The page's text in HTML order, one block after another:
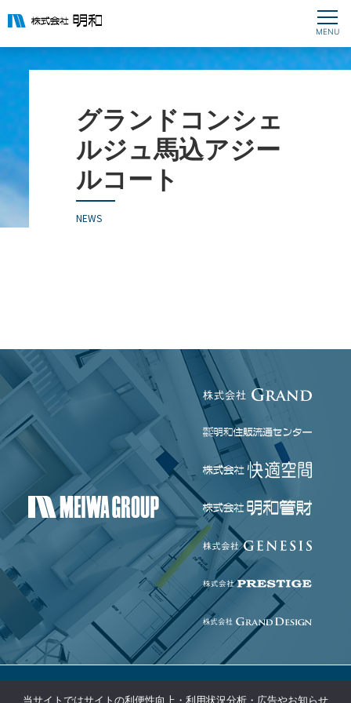
グランドコンシェ
ルジュ馬込アジー
ルコート
NEWS
当サイトではサイトの利便性向上・利用状況分析・広告やお知らせ